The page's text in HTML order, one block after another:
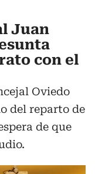
Juan
con el
Oviedo
del reparto de
de que